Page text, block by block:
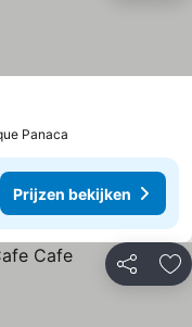
Panaca
Prijzen bekijken
Delen